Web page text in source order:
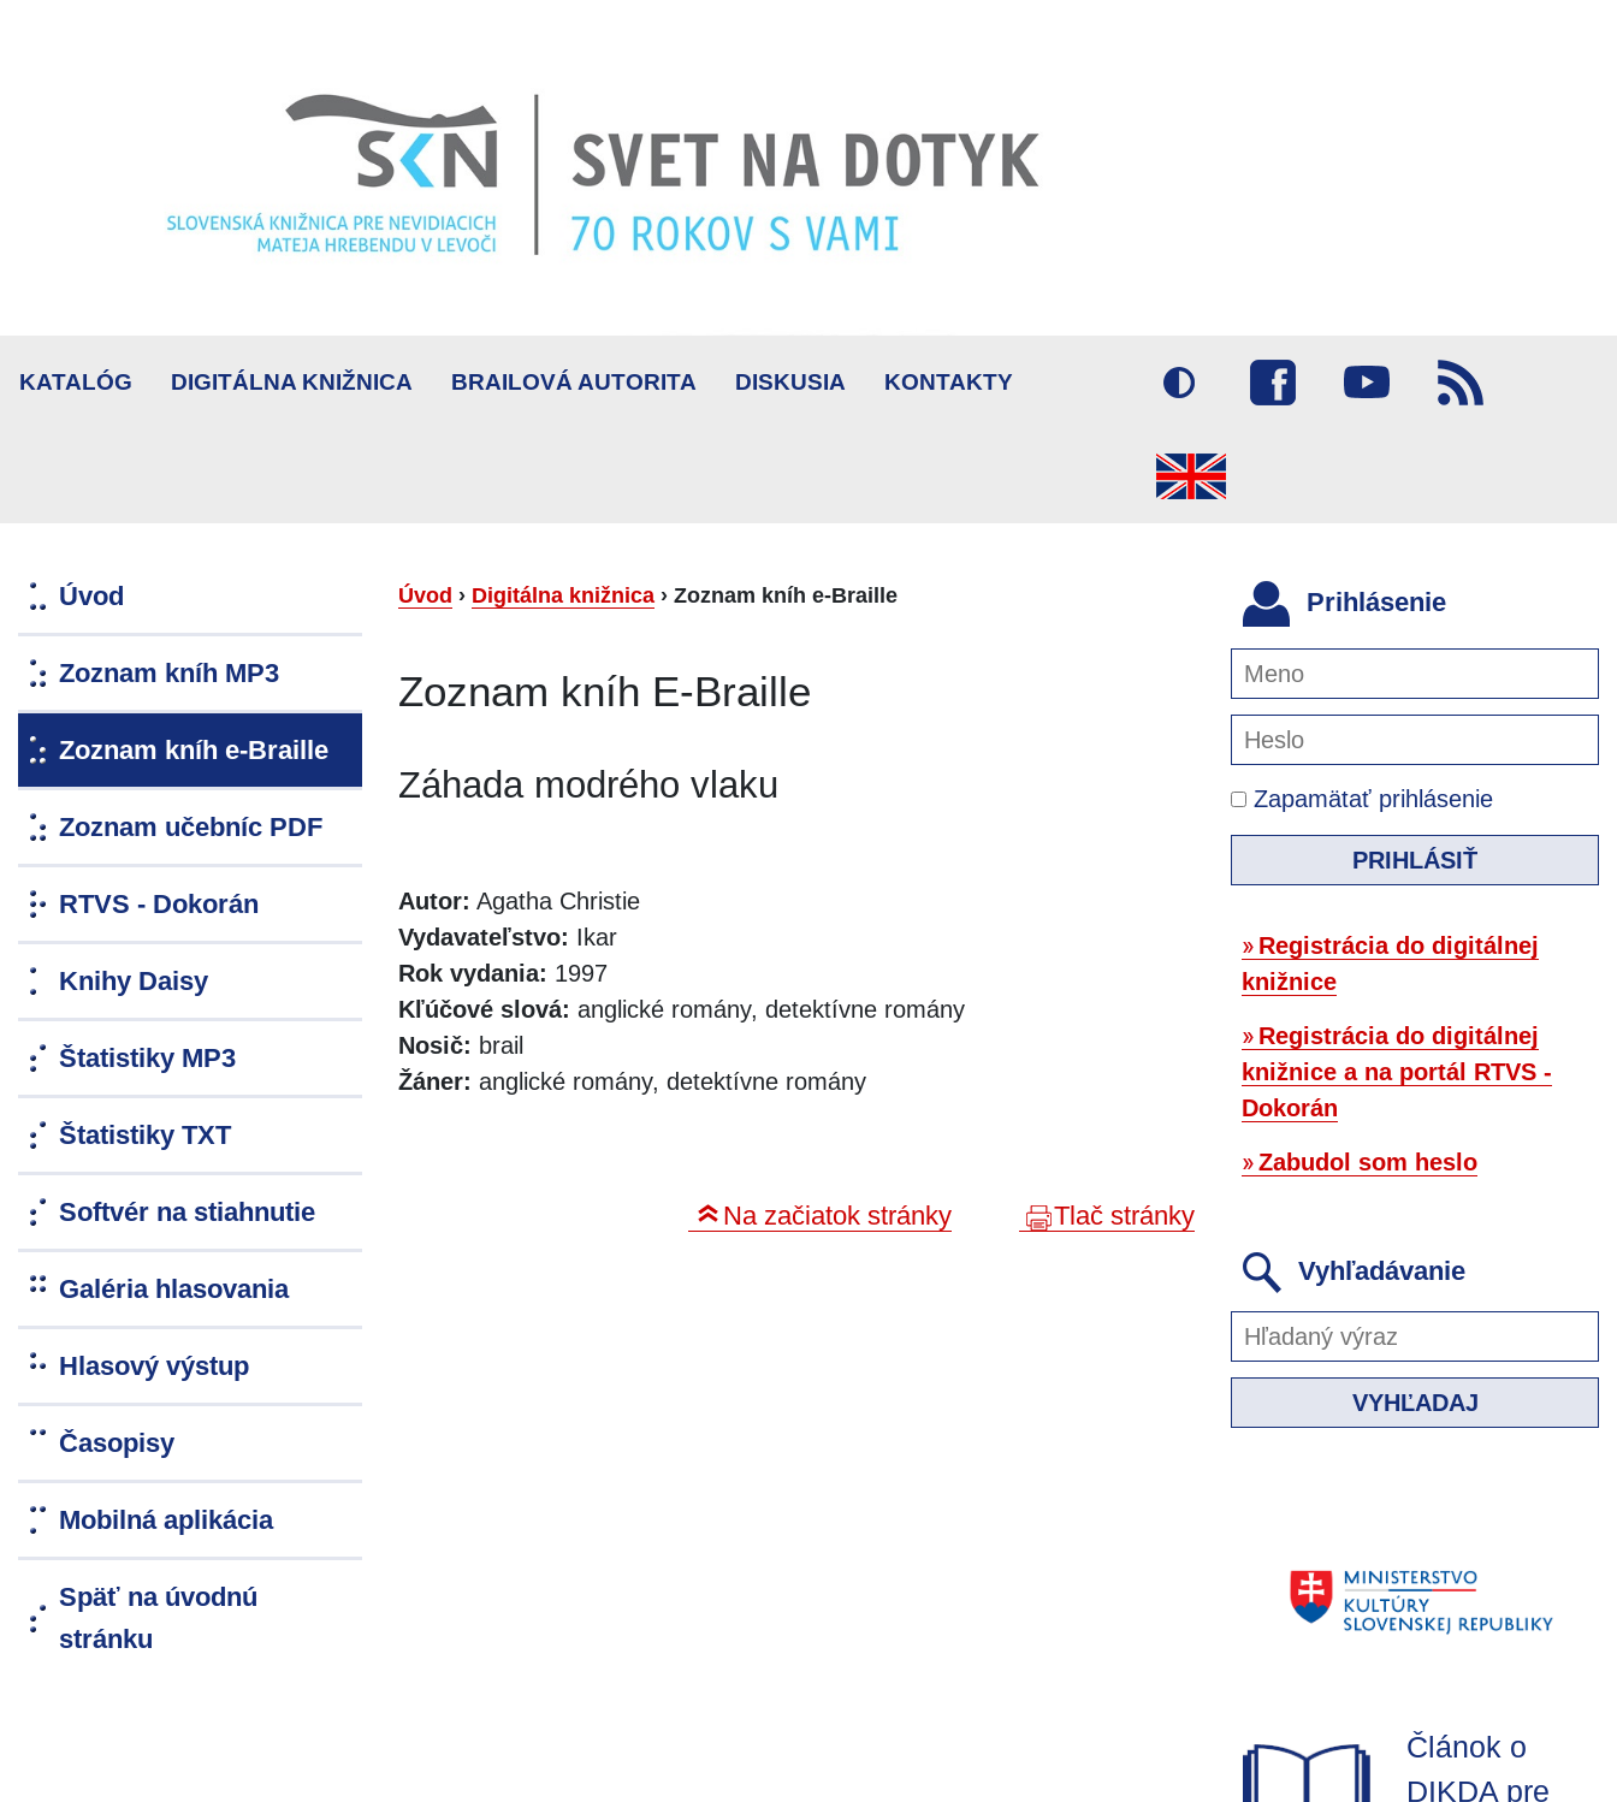
KATALÓG DIGITÁLNA KNIŽNICA BRAILOVÁ AUTORITA DISKUSIA KONTAKTY
Úvod
Zoznam kníh MP3
Zoznam kníh e-Braille
Zoznam učebníc PDF
RTVS - Dokorán
Knihy Daisy
Štatistiky MP3
Štatistiky TXT
Softvér na stiahnutie
Galéria hlasovania
Hlasový výstup
Časopisy
Mobilná aplikácia
Späť na úvodnú
stránku
Úvod › Digitálna knižnica › Zoznam kníh e-Braille
Zoznam kníh E-Braille
Záhada modrého vlaku
Autor: Agatha Christie
Vydavateľstvo: Ikar
Rok vydania: 1997
Kľúčové slová: anglické romány, detektívne romány
Nosič: brail
Žáner: anglické romány, detektívne romány
Na začiatok stránky Tlač stránky
Prihlásenie
Zapamätať prihlásenie
PRIHLÁSIŤ
Registrácia do digitálnej
knižnice
Registrácia do digitálnej
knižnice a na portál RTVS -
Dokorán
Zabudol som heslo
Vyhľadávanie
VYHĽADAJ
Článok o
DIKDA pre